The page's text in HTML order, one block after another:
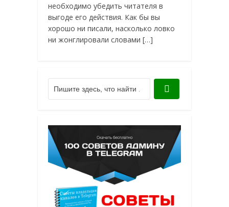
необходимо убедить читателя в
выгоде его действия. Как бы вы
хорошо ни писали, насколько ловко
ни жонглировали словами […]